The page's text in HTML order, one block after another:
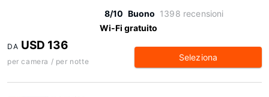
8/10 Buono 1398 recensioni
Wi-Fi gratuito
DA USD 136
per camera / per notte Seleziona